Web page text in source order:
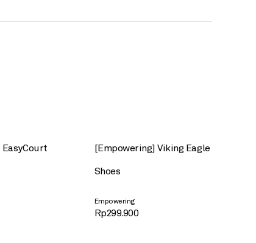
[Empowering] Viking Eagle
Shoes
Empowering
Rp299.900